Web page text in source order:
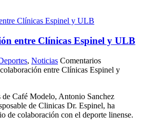
entre Clínicas Espinel y ULB
, Noticias Comentarios
entre Clínicas Espinel y
de Café Modelo, Antonio Sanchez
de Clinicas Dr. Espinel, ha
de colaboración con el deporte linense.